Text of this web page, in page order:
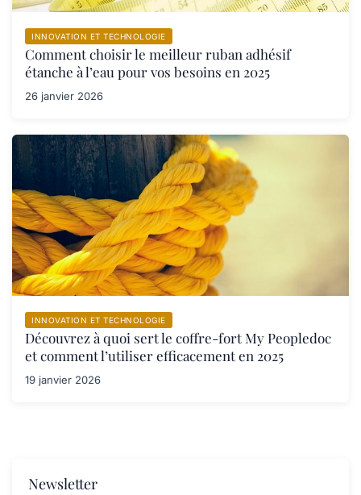
INNOVATION ET TECHNOLOGIE
Comment choisir le meilleur ruban adhésif
étanche à l’eau pour vos besoins en 2025
26 janvier 2026
INNOVATION ET TECHNOLOGIE
Découvrez à quoi sert le coffre-fort My Peopledoc
et comment l’utiliser efficacement en 2025
19 janvier 2026
Newsletter